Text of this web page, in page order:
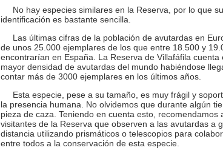
No hay especies similares en la Reserva, por lo que su
identificación es bastante sencilla.
Las últimas cifras de la población de avutardas en
de unos 25.000 ejemplares de los que entre 18.500 y
encontrarían en España. La Reserva de Villafáfila cuenta
mayor densidad de avutardas del mundo habiéndose
contar más de 3000 ejemplares en los últimos años.
Esta especie, pese a su tamaño, es muy frágil y
la presencia humana. No olvidemos que durante algún
pieza de caza. Teniendo en cuenta esto, recomendamos
visitantes de la Reserva que observen a las avutardas a
distancia utilizando prismáticos o telescopios para
entre todos a la conservación de esta especie.